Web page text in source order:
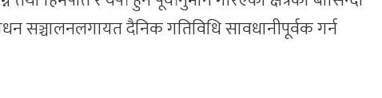
सञ्चालनलगायत दैनिक गतिविधि सावधानीपूर्वक गर्न